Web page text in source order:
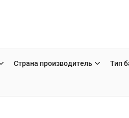
Страна производитель Тип